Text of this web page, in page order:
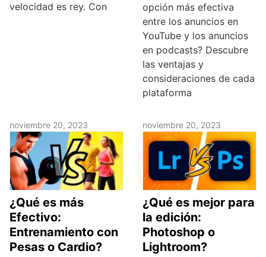
velocidad es rey. Con
opción más efectiva
entre los anuncios en
YouTube y los anuncios
en podcasts? Descubre
las ventajas y
consideraciones de cada
plataforma
noviembre 20, 2023
¿Qué es más
Efectivo:
Entrenamiento con
Pesas o Cardio?
noviembre 20, 2023
¿Qué es mejor para
la edición:
Photoshop o
Lightroom?